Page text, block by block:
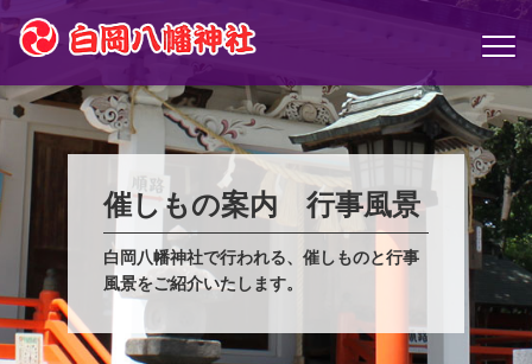
催しもの案内 行事風景
白岡八幡神社で行われる、催しものと行事
風景をご紹介いたします。